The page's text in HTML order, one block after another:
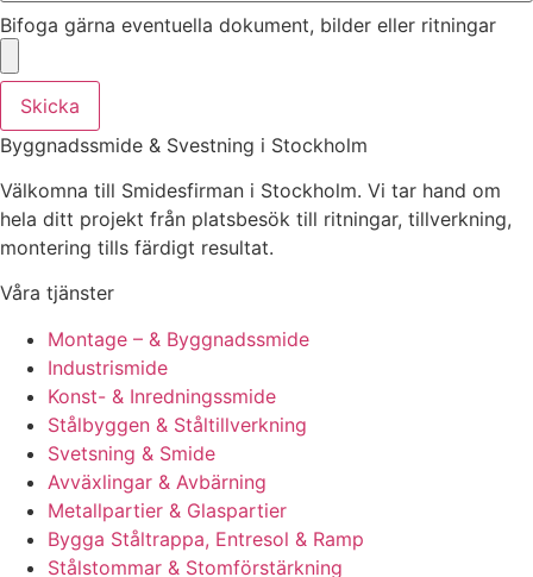
Bifoga gärna eventuella dokument, bilder eller ritningar
Skicka
Byggnadssmide & Svestning i Stockholm
Välkomna till Smidesfirman i Stockholm. Vi tar hand om
hela ditt projekt från platsbesök till ritningar, tillverkning,
montering tills färdigt resultat.
Våra tjänster
Montage – & Byggnadssmide
Industrismide
Konst- & Inredningssmide
Stålbyggen & Ståltillverkning
Svetsning & Smide
Avväxlingar & Avbärning
Metallpartier & Glaspartier
Bygga Ståltrappa, Entresol & Ramp
Stålstommar & Stomförstärkning